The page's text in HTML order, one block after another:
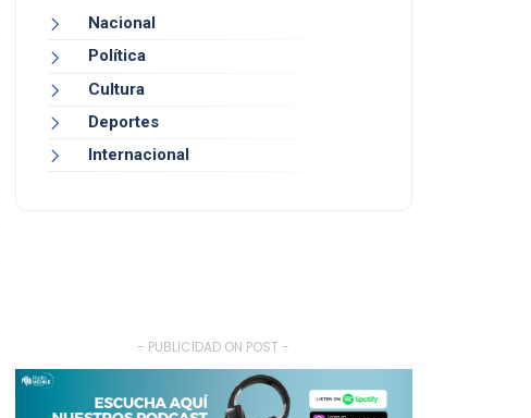
Nacional
Política
Cultura
Deportes
Internacional
- PUBLICIDAD ON POST -